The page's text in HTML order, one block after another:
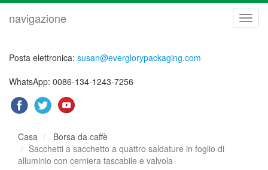
navigazione
Posta elettronica: susan@everglorypackaging.com
WhatsApp: 0086-134-1243-7256
Casa
Borsa da caffè
Sacchetti a sacchetto a quattro saldature in foglio di
alluminio con cerniera tascabile e valvola